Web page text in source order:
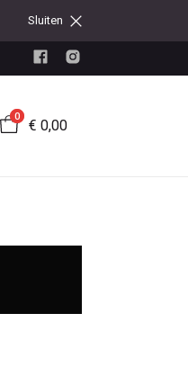
Sluiten
0
€ 0,00